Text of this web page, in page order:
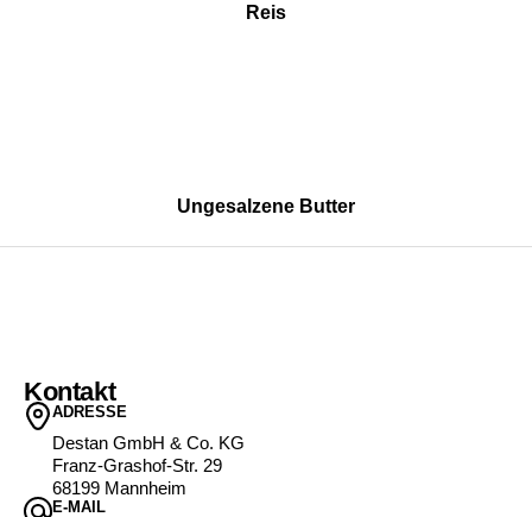
Reis
Ungesalzene Butter
Kontakt
ADRESSE
Destan GmbH & Co. KG
Franz-Grashof-Str. 29
68199 Mannheim
E-MAIL